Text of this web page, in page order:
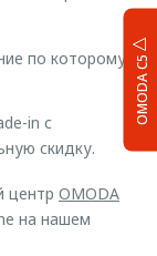
OMODA C5
по которому
in с
скидку.
центр OMODA
на нашем